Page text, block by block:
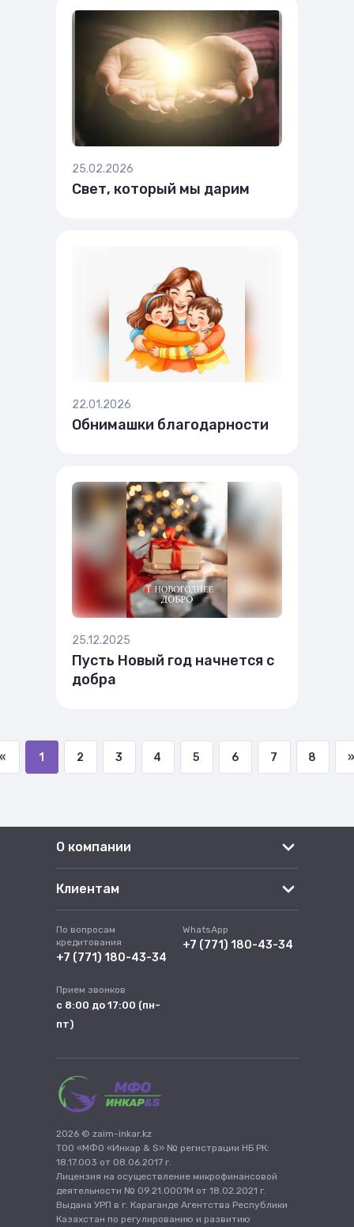
25.02.2026
Свет, который мы дарим
22.01.2026
Обнимашки благодарности
25.12.2025
Пусть Новый год начнется с
добра
« 1 2 3 4 5 6 7 8
О компании
Клиентам
2026 © zaim-inkar.kz
ТОО «МФО «Инкар & S» № регистрации НБ РК:
18.17.003 от 08.06.2017 г.
Лицензия на осуществление микрофинансовой
деятельности № 09.21.0001М от 18.02.2021 г.
Выдана УРП в г. Караганде Агентства Республики
Казахстан по регулированию и развитию
По вопросам
кредитования
+7 (771) 180-43-34
WhatsApp
+7 (771) 180-43-34
Прием звонков
с 8:00 до 17:00 (пн-
пт)